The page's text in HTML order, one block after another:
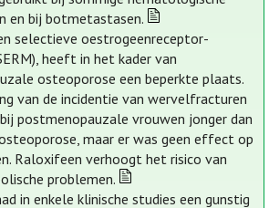
en bij botmetastasen.
selectieve oestrogeenreceptor-
heeft in het kader van
osteoporose een beperkte plaats.
van de incidentie van wervelfracturen
postmenopauzale vrouwen jonger dan
maar er was geen effect op
Raloxifeen verhoogt het risico van
problemen.
in enkele klinische studies een gunstig